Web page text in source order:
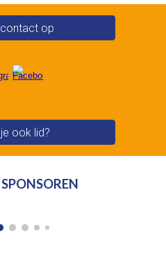
op
ook lid?